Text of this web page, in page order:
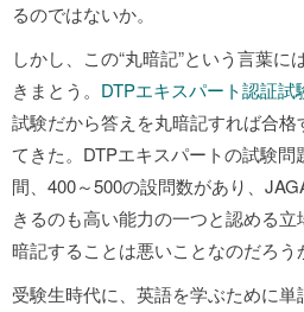
るのではないか。
しかし、この“丸暗記”という言葉
きまとう。 DTPエキスパート認証試
試験だから答えを丸暗記すれば合
てきた。DTPエキスパートの試験
間、400～500の設問数があり、
きるのも高い能力の一つと認める
暗記することは悪いことなのだろう
受験生時代に、英語を学ぶために